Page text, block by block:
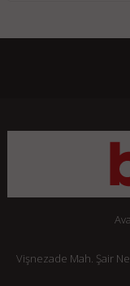
Vişnezade Mah. Şair